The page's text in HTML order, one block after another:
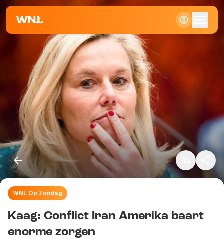
Klein
Standaard
Groot
WNL Op Zondag
Kaag: Conflict Iran Amerika baart
enorme zorgen